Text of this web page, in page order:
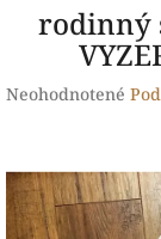
rodinný
Priemerné
0,0
Neohodnotené